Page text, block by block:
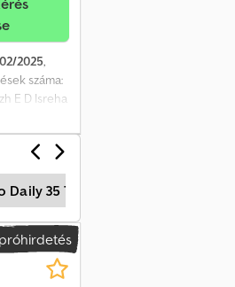
02/2025,
száma:
E D Isreha
1.034 kg
Daily 35 Teherautó